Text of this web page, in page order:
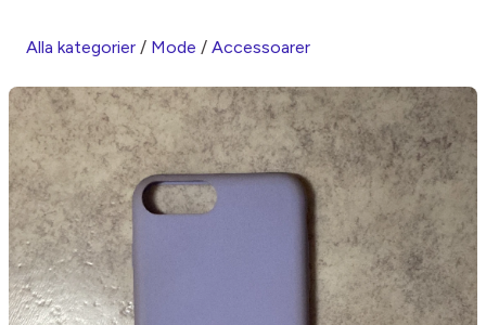
Alla kategorier / Mode / Accessoarer